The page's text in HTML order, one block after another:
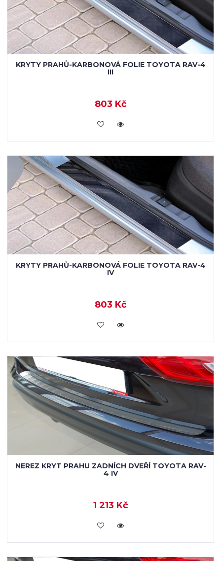
KRYTY PRAHŮ-KARBONOVÁ FOLIE TOYOTA RAV-4
III
803 Kč
KOUPIT
KRYTY PRAHŮ-KARBONOVÁ FOLIE TOYOTA RAV-4
IV
803 Kč
KOUPIT
NEREZ KRYT PRAHU ZADNÍCH DVEŘÍ TOYOTA RAV-
4 IV
1 213 Kč
KOUPIT